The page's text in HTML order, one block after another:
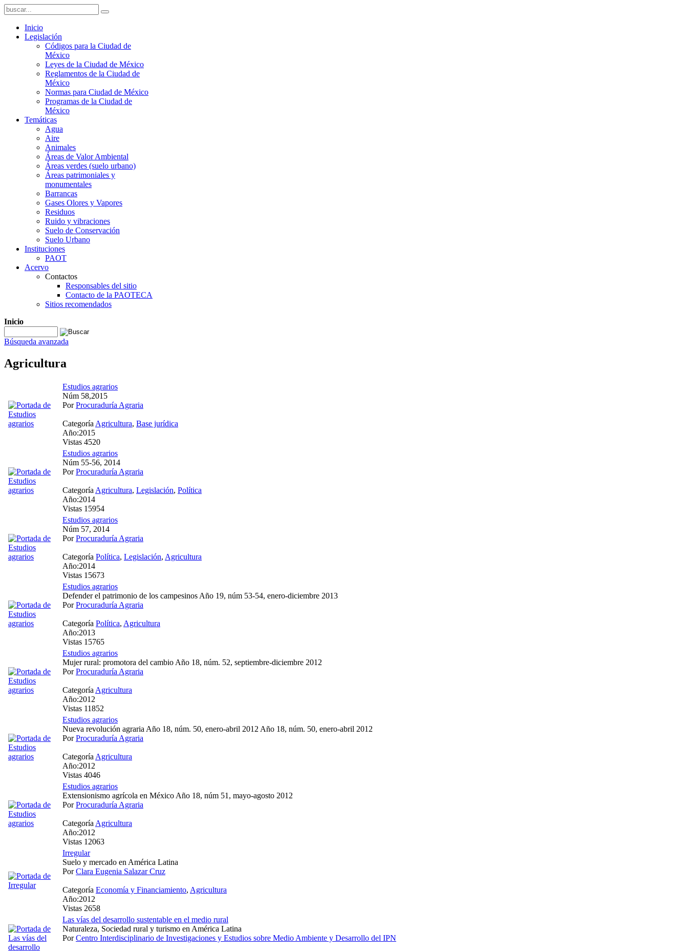
Inicio
Legislación
Códigos para la Ciudad de
México
Leyes de la Ciudad de México
Reglamentos de la Ciudad de
México
Normas para Ciudad de México
Programas de la Ciudad de
México
Temáticas
Agua
Aire
Animales
Áreas de Valor Ambiental
Áreas verdes (suelo urbano)
Áreas patrimoniales y
monumentales
Barrancas
Gases Olores y Vapores
Residuos
Ruido y vibraciones
Suelo de Conservación
Suelo Urbano
Instituciones
PAOT
Acervo
Contactos
Responsables del sitio
Contacto de la PAOTECA
Sitios recomendados
Inicio
Búsqueda avanzada
Agricultura
Estudios agrarios
Núm 58,2015
PorProcuraduría Agraria
Categoría Agricultura, Base jurídica
Año:2015
Vistas 4520
Estudios agrarios
Núm 55-56, 2014
PorProcuraduría Agraria
Categoría Agricultura, Legislación, Política
Año:2014
Vistas 15954
Estudios agrarios
Núm 57, 2014
PorProcuraduría Agraria
Categoría Política, Legislación, Agricultura
Año:2014
Vistas 15673
Estudios agrarios
Defender el patrimonio de los campesinos Año 19, núm 53-54, enero-diciembre 2013
PorProcuraduría Agraria
Categoría Política, Agricultura
Año:2013
Vistas 15765
Estudios agrarios
Mujer rural: promotora del cambio Año 18, núm. 52, septiembre-diciembre 2012
PorProcuraduría Agraria
Categoría Agricultura
Año:2012
Vistas 11852
Estudios agrarios
Nueva revolución agraria Año 18, núm. 50, enero-abril 2012 Año 18, núm. 50, enero-abril 2012
PorProcuraduría Agraria
Categoría Agricultura
Año:2012
Vistas 4046
Estudios agrarios
Extensionismo agrícola en México Año 18, núm 51, mayo-agosto 2012
PorProcuraduría Agraria
Categoría Agricultura
Año:2012
Vistas 12063
Irregular
Suelo y mercado en América Latina
PorClara Eugenia Salazar Cruz
Categoría Economía y Financiamiento, Agricultura
Año:2012
Vistas 2658
Las vías del desarrollo sustentable en el medio rural
Naturaleza, Sociedad rural y turismo en América Latina
PorCentro Interdisciplinario de Investigaciones y Estudios sobre Medio Ambiente y Desarrollo del IPN